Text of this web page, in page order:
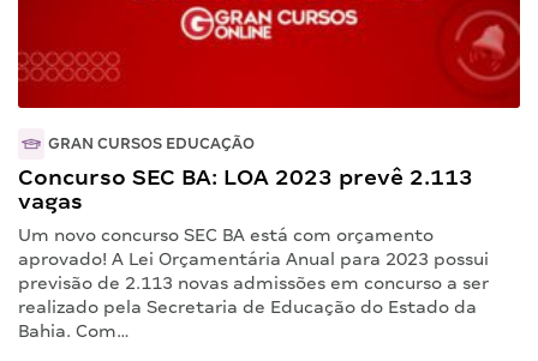
GRAN CURSOS EDUCAÇÃO
Concurso SEC BA: LOA 2023 prevê 2.113
vagas
Um novo concurso SEC BA está com orçamento
aprovado! A Lei Orçamentária Anual para 2023 possui
previsão de 2.113 novas admissões em concurso a ser
realizado pela Secretaria de Educação do Estado da
Bahia. Com…